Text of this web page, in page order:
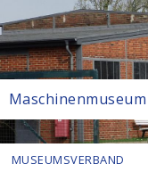
MUSEUMSVERBAND